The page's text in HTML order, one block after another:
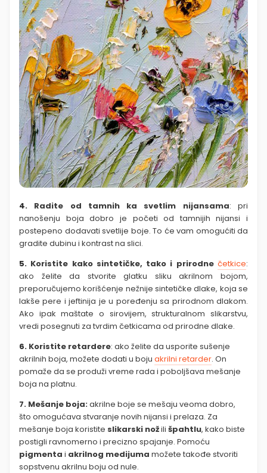
4. Radite od tamnih ka svetlim nijansama: pri
nanošenju boja dobro je početi od tamnijih nijansi i
postepeno dodavati svetlije boje. To će vam omogućiti da
gradite dubinu i kontrast na slici.
5. Koristite kako sintetičke, tako i prirodnečetkice:
ako želite da stvorite glatku sliku akrilnom bojom,
preporučujemo korišćenje nežnije sintetičke dlake, koja se
lakše pere i jeftinija je u poređenju sa prirodnom dlakom.
Ako ipak maštate o sirovijem, strukturalnom slikarstvu,
vredi posegnuti za tvrdim četkicama od prirodne dlake.
6. Koristite retardere: ako želite da usporite sušenje
akrilnih boja, možete dodati u boju akrilni retarder. On
pomaže da se produži vreme rada i poboljšava mešanje
boja na platnu.
7. Mešanje boja:akrilne boje se mešaju veoma dobro,
što omogućava stvaranje novih nijansi i prelaza. Za
mešanje boja koristite slikarski nožili špahtlu, kako biste
postigli ravnomerno i precizno spajanje. Pomoću
pigmenta i akrilnog medijuma možete takođe stvoriti
sopstvenu akrilnu boju od nule.